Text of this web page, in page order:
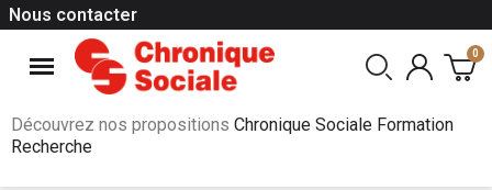
Nous contacter
Découvrez nos propositions Chronique Sociale Formation
Recherche